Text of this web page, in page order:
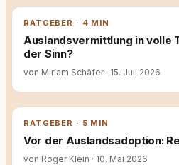
RATGEBER · 4 MIN
Auslandsvermittlung in volle
der Sinn?
von Miriam Schäfer · 15. Juli 2026
RATGEBER · 5 MIN
Vor der Auslandsadoption:
von Roger Klein · 10. Mai 2026